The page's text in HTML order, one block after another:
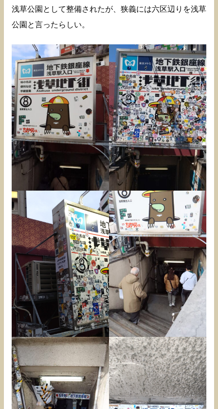
浅草公園として整備されたが、狭義には六区辺りを浅草
公園と言ったらしい。